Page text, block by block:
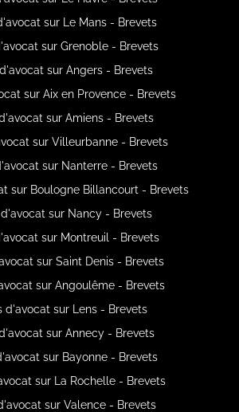
sur Le Mans - Brevets
sur Grenoble - Brevets
sur Angers - Brevets
sur Aix en Provence - Brevets
sur Amiens - Brevets
sur Villeurbanne - Brevets
sur Nanterre - Brevets
sur Boulogne Billancourt - Brevets
d'avocat sur Nancy - Brevets
sur Montreuil - Brevets
sur Saint Denis - Brevets
sur Angoulême - Brevets
d'avocat sur Lens - Brevets
sur Annecy - Brevets
sur Bayonne - Brevets
sur La Rochelle - Brevets
sur Valence - Brevets